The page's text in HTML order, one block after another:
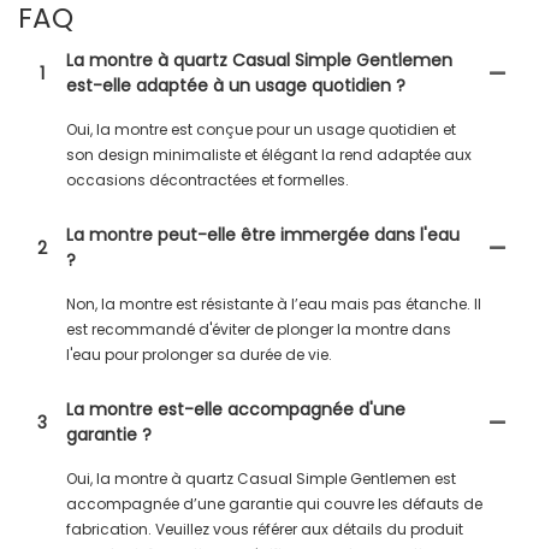
FAQ
1
La montre à quartz Casual Simple Gentlemen
est-elle adaptée à un usage quotidien ?
Oui, la montre est conçue pour un usage quotidien et
son design minimaliste et élégant la rend adaptée aux
occasions décontractées et formelles.
2
La montre peut-elle être immergée dans l'eau
?
Non, la montre est résistante à l’eau mais pas étanche. Il
est recommandé d'éviter de plonger la montre dans
l'eau pour prolonger sa durée de vie.
3
La montre est-elle accompagnée d'une
garantie ?
Oui, la montre à quartz Casual Simple Gentlemen est
accompagnée d’une garantie qui couvre les défauts de
fabrication. Veuillez vous référer aux détails du produit